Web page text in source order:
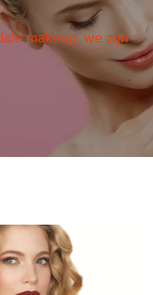
makeup, we zijn